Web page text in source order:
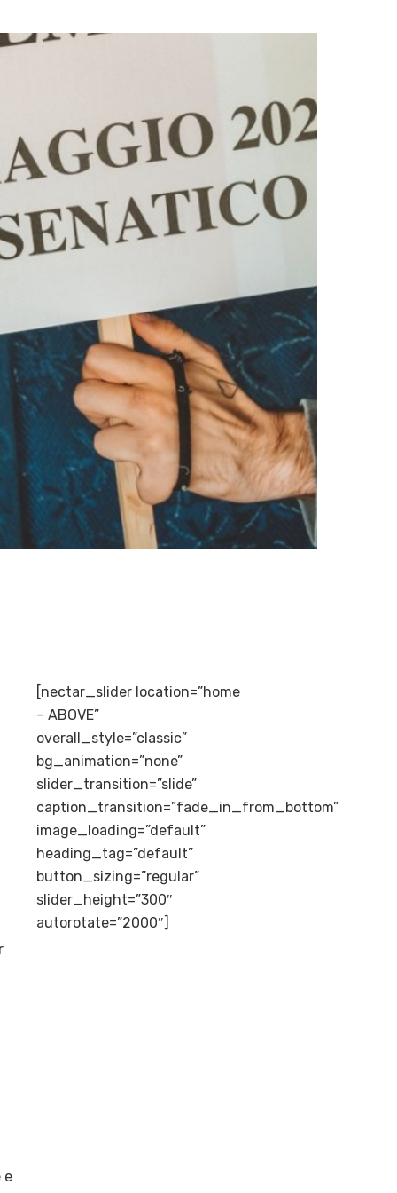
e
[nectar_slider location=”home
– ABOVE”
overall_style=”classic”
bg_animation=”none”
slider_transition=”slide”
caption_transition=”fade_in_from_bottom”
image_loading=”default”
heading_tag=”default”
button_sizing=”regular”
slider_height=”300″
autorotate=”2000″]